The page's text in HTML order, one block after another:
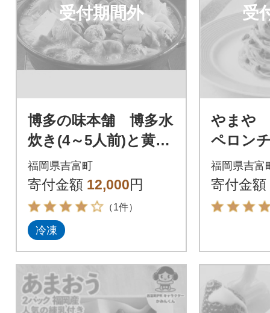
受付期間外
博多の味本舗 博多水
炊き(4～5人前)と黄金
のだしぽん酢のセッ
ト_吉富町
福岡県吉富町
寄付金額 12,000円
（1件）
冷凍
受
やまや
ペロン
ソース5
町)
福岡県吉富
寄付金額